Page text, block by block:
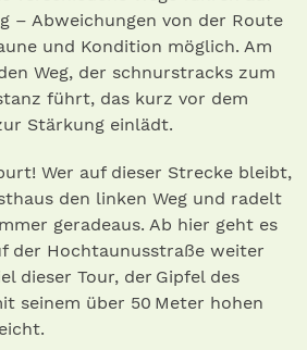
– Abweichungen von der Route
und Kondition möglich. Am
Weg, der schnurstracks zum
führt, das kurz vor dem
Stärkung einlädt.
Wer auf dieser Strecke bleibt,
den linken Weg und radelt
geradeaus. Ab hier geht es
der Hochtaunus­straße weiter
­dieser Tour, der Gipfel des
seinem über 50 Meter hohen